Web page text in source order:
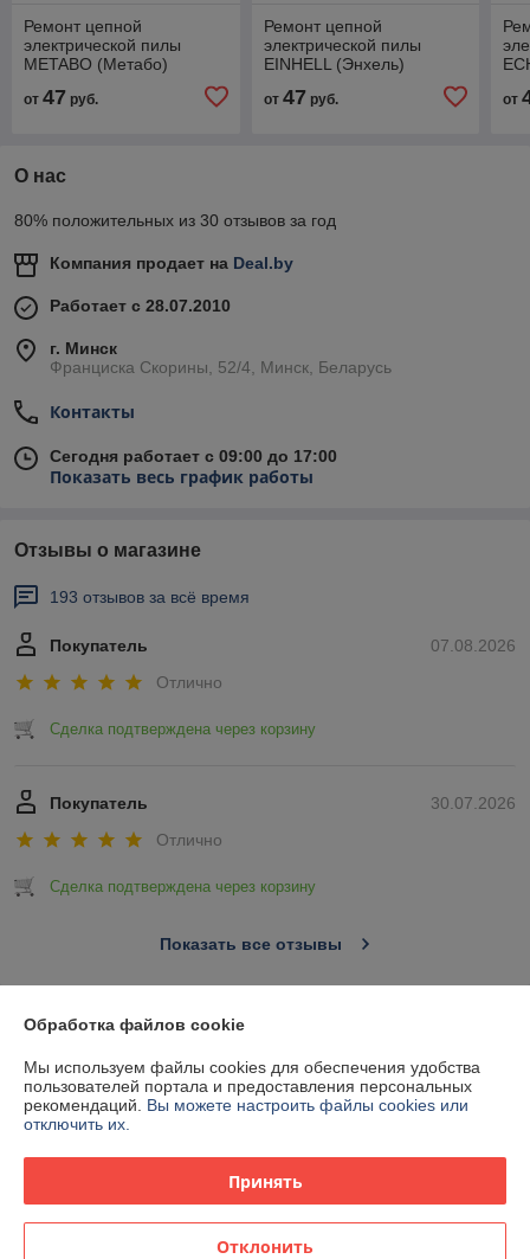
Ремонт цепной
электрической пилы
METABO (Метабо)
от 47 руб.
Ремонт цепной
электрической пилы
EINHELL (Энхель)
от 47 руб. от
О нас
80% положительных из 30 отзывов за год
Компания продает на Deal.by
Работает с 28.07.2010
г. Минск
Франциска Скорины, 52/4, Минск, Беларусь
Контакты
Сегодня работает с 09:00 до 17:00
Показать весь график работы
Отзывы о магазине
193 отзывов за всё время
07.08.2026
Покупатель
Отлично
Сделка подтверждена через корзину
30.07.2026
Покупатель
Отлично
Сделка подтверждена через корзину
Показать все отзывы
О нас
Контакты
Доставка и оплата
Обработка файлов cookie
Мы используем файлы cookies для обеспечения удобства
пользователей портала и предоставления персональных
рекомендаций. Вы можете настроить файлы cookies или
отключить их.
Принять
Отклонить